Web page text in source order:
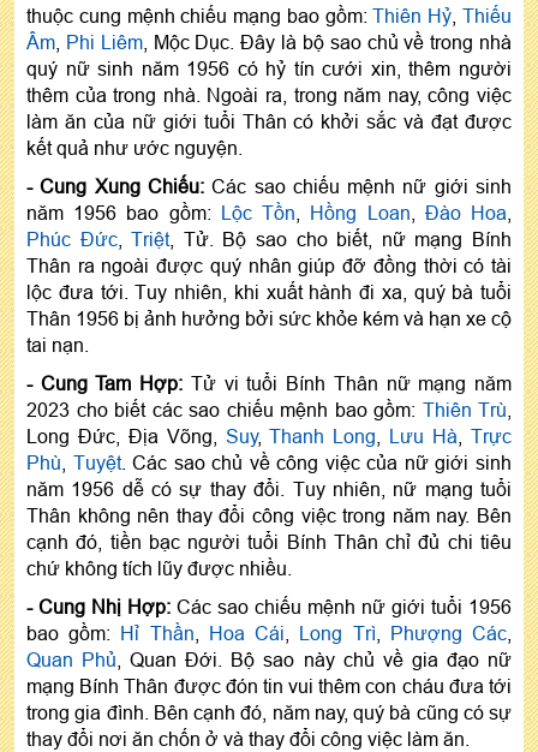
thuộc cung mệnh chiếu mạng bao gồm:Thiên Hỷ ,Thiếu
Âm Phi Liêm, Mộc Dục. Đây là bộ sao chủ về trong nhà
quý nữ sinh năm 1956 có hỷ tín cưới xin, thêm người
thêm của trong nhà. Ngoài ra, trong năm nay, công việc
làm ăn của nữ giới tuổi Thân có khởi sắc và đạt được
kết quả như ước nguyện.
- Cung Xung Chiếu:Các sao chiếu mệnh nữ giới sinh
năm 1956 bao gồm: Lộc Tồn Hồng Loan Đào Hoa
Phúc Đức,Triệt, Tử. Bộ sao cho biết, nữ mạng Bính
Thân ra ngoài được quý nhân giúp đỡ đồng thời có tài
lộc đưa tới. Tuy nhiên, khi xuất hành đi xa, quý bà tuổi
Thân 1956 bị ảnh hưởng bởi sức khỏe kém và hạn xe cộ
tai nạn.
- Cung Tam Hợp: Tử vi tuổi Bính Thân nữ mạng năm
2023 cho biết các sao chiếu mệnh bao gồm: Thiên Trù
Long Đức, Địa Võng, Suy,Thanh Long Lưu Hà ,Trực
Phù
Tuyệt. Các sao chủ về công việc của nữ giới sinh
năm 1956 dễ có sự thay đổi. Tuy nhiên, nữ mạng tuổi
Thân không nên thay đổi công việc trong năm nay. Bên
cạnh đó, tiền bạc người tuổi Bính Thân chỉ đủ chi tiêu
chứ không tích lũy được nhiều.
- Cung Nhị Hợp: Các sao chiếu mệnh nữ giới tuổi 1956
bao gồm: Hỉ Thần Hoa Cái Long Trì Phượng Các
Quan Phủ , Quan Đới. Bộ sao này chủ về gia đạo nữ
mạng Bính Thân được đón tin vui thêm con cháu đưa tới
trong gia đình. Bên cạnh đó, năm nay, quý bà cũng có sự
thay đổi nơi ăn chốn ở và thay đổi công việc làm ăn.